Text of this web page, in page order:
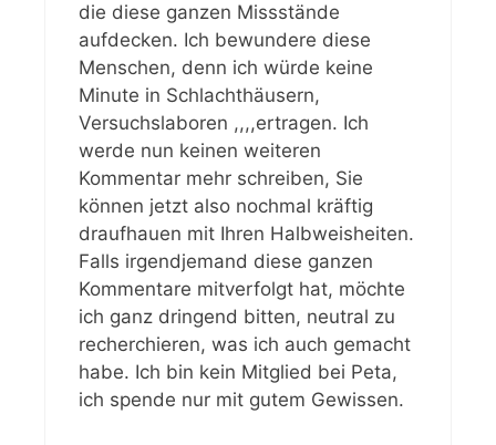
die diese ganzen Missstände
aufdecken. Ich bewundere diese
Menschen, denn ich würde keine
Minute in Schlachthäusern,
Versuchslaboren ,,,,ertragen. Ich
werde nun keinen weiteren
Kommentar mehr schreiben, Sie
können jetzt also nochmal kräftig
draufhauen mit Ihren Halbweisheiten.
Falls irgendjemand diese ganzen
Kommentare mitverfolgt hat, möchte
ich ganz dringend bitten, neutral zu
recherchieren, was ich auch gemacht
habe. Ich bin kein Mitglied bei Peta,
ich spende nur mit gutem Gewissen.